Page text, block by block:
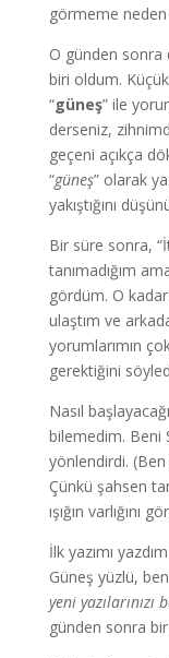
görmeme
O günden sonra
biri oldum.
“güneş” ile
derseniz,
geçeni açıkça
“güneş” olarak
yakıştığını
Bir süre sonra,
tanımadığım
gördüm. O
ulaştım ve
yorumlarımın
gerektiğini
Nasıl
bilemedim. Beni
yönlendirdi. (Ben
Çünkü şahsen
ışığın varlığını
İlk yazımı
Güneş yüzlü,
yeni yazılarınızı
günden sonra